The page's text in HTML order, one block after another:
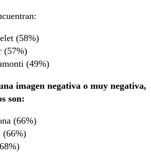
(58%)
(57%)
(49%)
imagen negativa o muy negativa,
son:
(66%)
(66%)